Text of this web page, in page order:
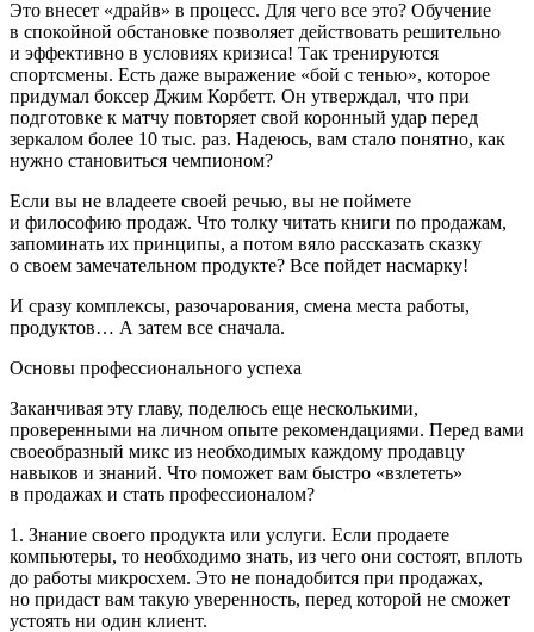
Это внесет «драйв» в процесс. Для чего все это? Обучение
в спокойной обстановке позволяет действовать решительно
и эффективно в условиях кризиса! Так тренируются
спортсмены. Есть даже выражение «бой с тенью», которое
придумал боксер Джим Корбетт. Он утверждал, что при
подготовке к матчу повторяет свой коронный удар перед
зеркалом более 10 тыс. раз. Надеюсь, вам стало понятно, как
нужно становиться чемпионом?
Если вы не владеете своей речью, вы не поймете
и философию продаж. Что толку читать книги по продажам,
запоминать их принципы, а потом вяло рассказать сказку
о своем замечательном продукте? Все пойдет насмарку!
И сразу комплексы, разочарования, смена места работы,
продуктов… А затем все сначала.
Основы профессионального успеха
Заканчивая эту главу, поделюсь еще несколькими,
проверенными на личном опыте рекомендациями. Перед вами
своеобразный микс из необходимых каждому продавцу
навыков и знаний. Что поможет вам быстро «взлететь»
в продажах и стать профессионалом?
1. Знание своего продукта или услуги. Если продаете
компьютеры, то необходимо знать, из чего они состоят, вплоть
до работы микросхем. Это не понадобится при продажах,
но придаст вам такую уверенность, перед которой не сможет
устоять ни один клиент.